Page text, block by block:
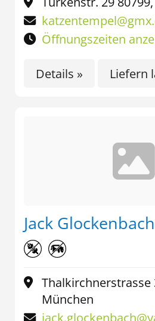
Öffnungszeiten
Details » Liefern
Jack Glockenbach
Thalkirchnerstrasse
München